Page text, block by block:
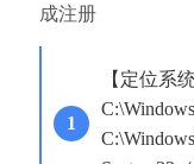
成注册
【定位系